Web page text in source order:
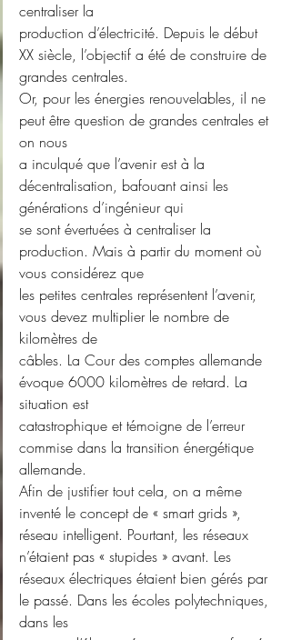
centraliser la
production d’électricité. Depuis le début
XX siècle, l’objectif a été de construire de
grandes centrales.
Or, pour les énergies renouvelables, il ne
peut être question de grandes centrales et
on nous
a inculqué que l’avenir est à la
décentralisation, bafouant ainsi les
générations d’ingénieur qui
se sont évertuées à centraliser la
production. Mais à partir du moment où
vous considérez que
les petites centrales représentent l’avenir,
vous devez multiplier le nombre de
kilomètres de
câbles. La Cour des comptes allemande
évoque 6000 kilomètres de retard. La
situation est
catastrophique et témoigne de l’erreur
commise dans la transition énergétique
allemande.
Afin de justifier tout cela, on a même
inventé le concept de « smart grids »,
réseau intelligent. Pourtant, les réseaux
n’étaient pas « stupides » avant. Les
réseaux électriques étaient bien gérés par
le passé. Dans les écoles polytechniques,
dans les